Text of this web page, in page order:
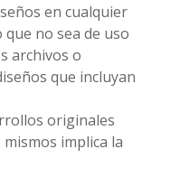
en cualquier
no sea de uso
archivos o
que incluyan
originales
implica la